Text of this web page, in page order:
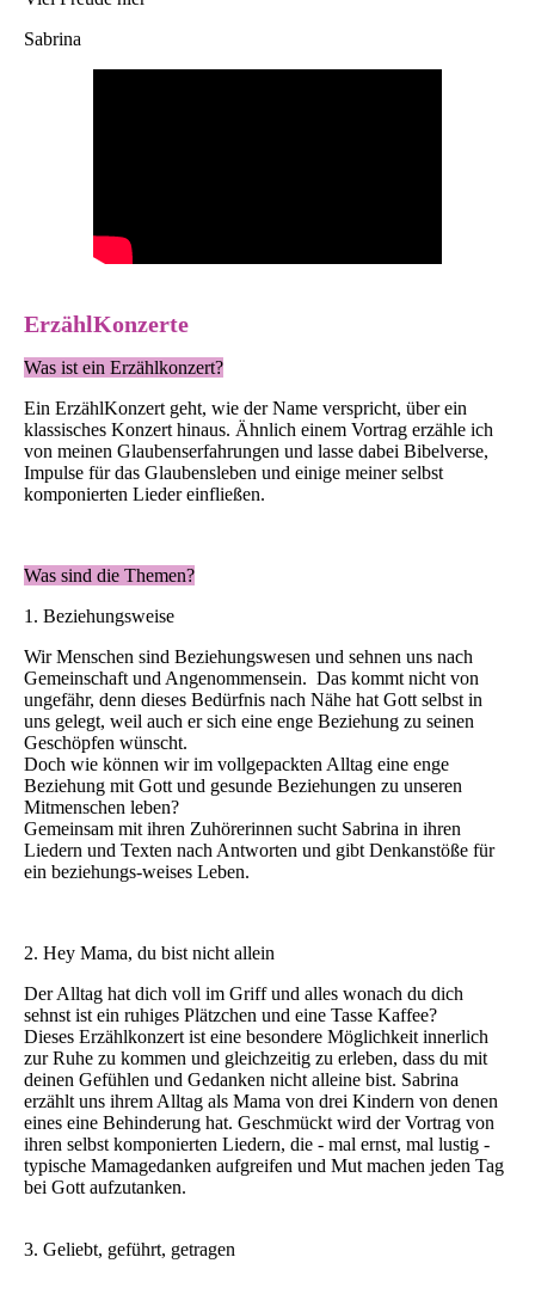
Sabrina
ErzählKonzerte
Was ist ein Erzählkonzert?
Ein ErzählKonzert geht, wie der Name verspricht, über ein
klassisches Konzert hinaus. Ähnlich einem Vortrag erzähle ich
von meinen Glaubenserfahrungen und lasse dabei Bibelverse,
Impulse für das Glaubensleben und einige meiner selbst
komponierten Lieder einfließen.
Was sind die Themen?
1. Beziehungsweise
Wir Menschen sind Beziehungswesen und sehnen uns nach
Gemeinschaft und Angenommensein. Das kommt nicht von
ungefähr, denn dieses Bedürfnis nach Nähe hat Gott selbst in
uns gelegt, weil auch er sich eine enge Beziehung zu seinen
Geschöpfen wünscht.
Doch wie können wir im vollgepackten Alltag eine enge
Beziehung mit Gott und gesunde Beziehungen zu unseren
Mitmenschen leben?
Gemeinsam mit ihren Zuhörerinnen sucht Sabrina in ihren
Liedern und Texten nach Antworten und gibt Denkanstöße für
ein beziehungs-weises Leben.
2. Hey Mama, du bist nicht allein
Der Alltag hat dich voll im Griff und alles wonach du dich
sehnst ist ein ruhiges Plätzchen und eine Tasse Kaffee?
Dieses Erzählkonzert ist eine besondere Möglichkeit innerlich
zur Ruhe zu kommen und gleichzeitig zu erleben, dass du mit
deinen Gefühlen und Gedanken nicht alleine bist. Sabrina
erzählt uns ihrem Alltag als Mama von drei Kindern von denen
eines eine Behinderung hat. Geschmückt wird der Vortrag von
ihren selbst komponierten Liedern, die - mal ernst, mal lustig -
typische Mamagedanken aufgreifen und Mut machen jeden Tag
bei Gott aufzutanken.
3. Geliebt, geführt, getragen